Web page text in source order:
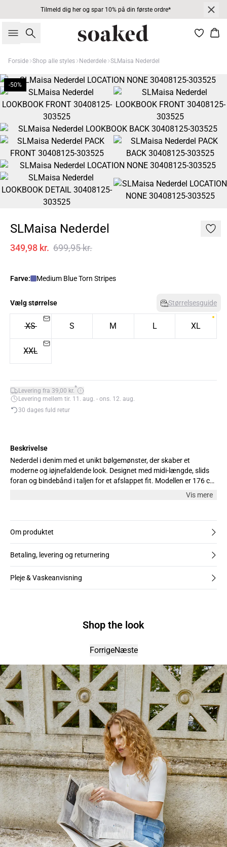
Tilmeld dig her og spar 10% på din første ordre*
Søg
Forside Shop alle styles Nederdele SLMaisa Nederdel
-50%
SLMaisa Nederdel
349,98 kr. 699,95 kr.
Farve: Medium Blue Torn Stripes
Vælg størrelse Størrelsesguide
XS S M L XL
XXL
Levering fra 39,00 kr.*
Levering mellem tir. 11. aug. - ons. 12. aug.
30 dages fuld retur
Beskrivelse
Nederdel i denim med et unikt bølgemønster, der skaber et
moderne og iøjnefaldende look. Designet med midi-længde, slids
foran og bindebånd i taljen for et afslappet fit. Modellen er 176 cm
Vis mere
Om produktet
Betaling, levering og returnering
Pleje & Vaskeanvisning
Shop the look
ForrigeNæste